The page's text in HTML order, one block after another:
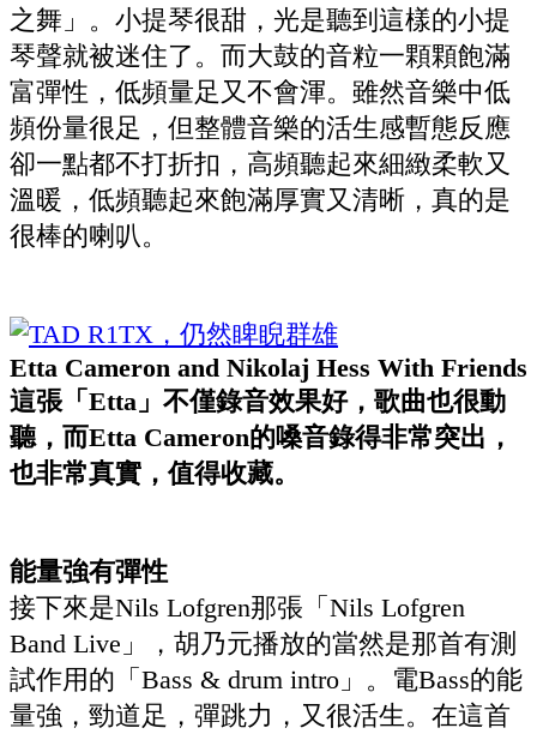
之舞」。小提琴很甜，光是聽到這樣的小提
琴聲就被迷住了。而大鼓的音粒一顆顆飽滿
富彈性，低頻量足又不會渾。雖然音樂中低
頻份量很足，但整體音樂的活生感暫態反應
卻一點都不打折扣，高頻聽起來細緻柔軟又
溫暖，低頻聽起來飽滿厚實又清晰，真的是
很棒的喇叭。
Etta Cameron and Nikolaj Hess With Friends
這張「Etta」不僅錄音效果好，歌曲也很動
聽，而Etta Cameron的嗓音錄得非常突出，
也非常真實，值得收藏。
能量強有彈性
接下來是Nils Lofgren那張「Nils Lofgren
Band Live」，胡乃元播放的當然是那首有測
試作用的「Bass & drum intro」。電Bass的能
量強，勁道足，彈跳力，又很活生。在這首